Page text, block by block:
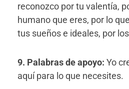
reconozco por tu valentía,
humano que eres, por lo
tus sueños e ideales, por
9. Palabras de apoyo: Yo
aquí para lo que necesites.